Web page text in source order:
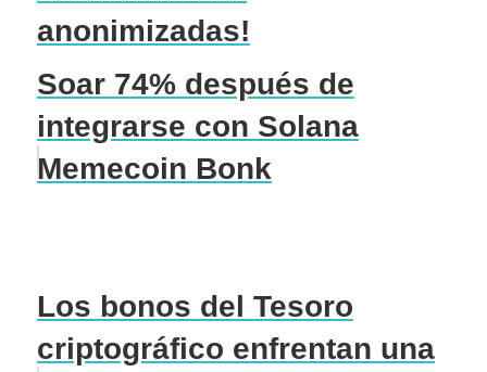
anonimizadas!
Soar 74% después de
integrarse con Solana
Memecoin Bonk
Los bonos del Tesoro
criptográfico enfrentan una